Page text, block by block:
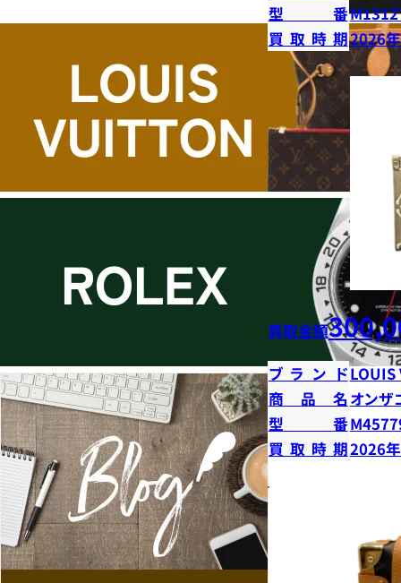
型番
買取時期2026
買取金額
ブランドLOUIS
商品名 オンザ
型番
買取時期2026